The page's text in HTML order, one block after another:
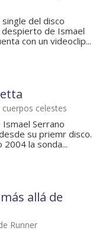
del disco
de Ismael
con un videoclip...
celestes
Serrano
su priemr disco.
2004 la sonda...
allá de
Runner